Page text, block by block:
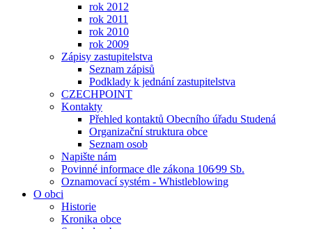
rok 2012
rok 2011
rok 2010
rok 2009
Zápisy zastupitelstva
Seznam zápisů
Podklady k jednání zastupitelstva
CZECHPOINT
Kontakty
Přehled kontaktů Obecního úřadu Studená
Organizační struktura obce
Seznam osob
Napište nám
Povinné informace dle zákona 106⁄99 Sb.
Oznamovací systém - Whistleblowing
O obci
Historie
Kronika obce